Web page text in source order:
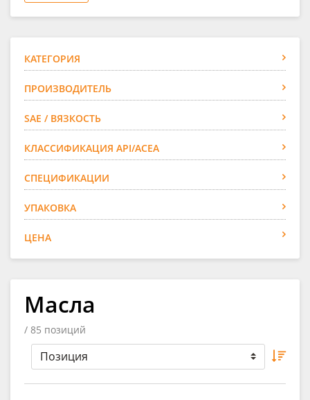
КАТЕГОРИЯ
ПРОИЗВОДИТЕЛЬ
SAE / ВЯЗКОСТЬ
КЛАССИФИКАЦИЯ API/ACEA
СПЕЦИФИКАЦИИ
УПАКОВКА
ЦЕНА
Масла
/ 85 позиций